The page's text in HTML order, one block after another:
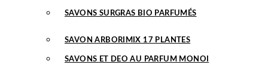
SAVONS SURGRAS BIO PARFUMÉS
SAVON ARBORIMIX 17 PLANTES
SAVONS ET DEO AU PARFUM MONOI